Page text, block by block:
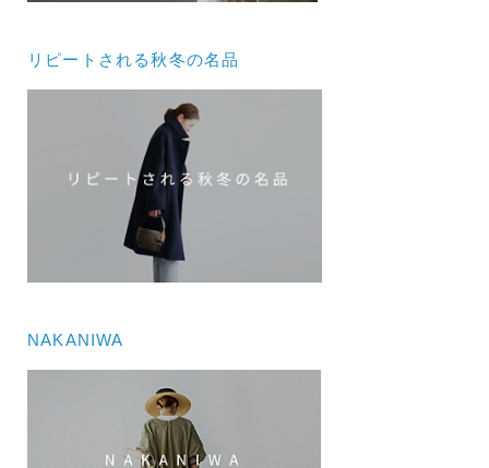
リピートされる秋冬の名品
NAKANIWA